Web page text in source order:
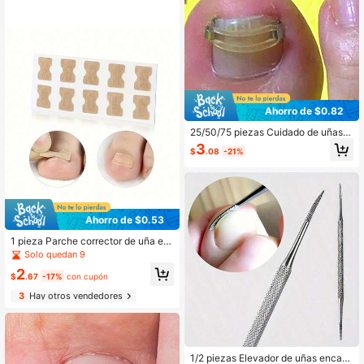
Ahorro de $0.53
1 pieza Parche corrector de uña en
carnada, pegatina de uña sin pega
mento, parche corrector de uña enc
arnada
Solo quedan 9
$2.67 -17% con cupón
3Hay otros vendedores
Ahorro de $0.82
25/50/75 piezas Cuidado de uñas:
Herramienta de doble cara para uña
s encarnadas unisex, fácil de usar, p
do de pies en el hogar
$3.08 -21%
1/2 piezas Elevador de uñas encarn